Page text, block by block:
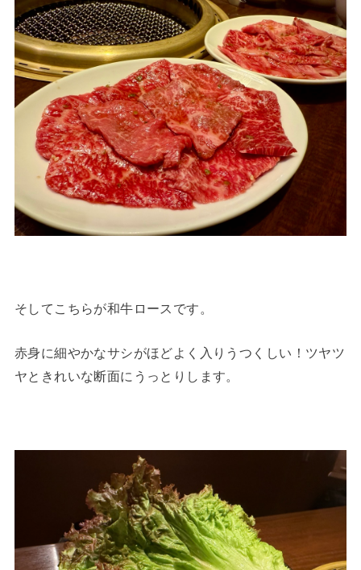
そしてこちらが和牛ロースです。
赤身に細やかなサシがほどよく入りうつくしい！ツヤツ
ヤときれいな断面にうっとりします。